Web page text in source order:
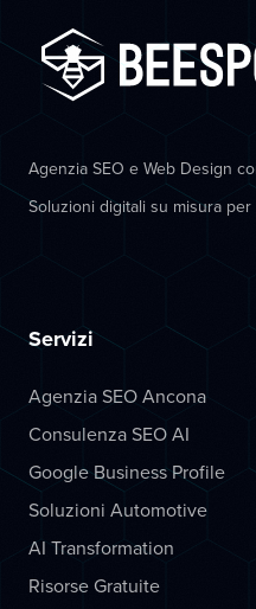
Agenzia SEO e Web Design
Soluzioni digitali su misura per
Servizi
Agenzia SEO Ancona
Consulenza SEO AI
Google Business Profile
Soluzioni Automotive
AI Transformation
Risorse Gratuite